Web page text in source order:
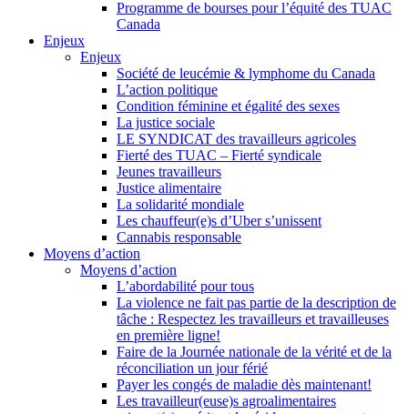
Programme de bourses pour l’équité des TUAC
Canada
Enjeux
Enjeux
Société de leucémie & lymphome du Canada
L’action politique
Condition féminine et égalité des sexes
La justice sociale
LE SYNDICAT des travailleurs agricoles
Fierté des TUAC – Fierté syndicale
Jeunes travailleurs
Justice alimentaire
La solidarité mondiale
Les chauffeur(e)s d’Uber s’unissent
Cannabis responsable
Moyens d’action
Moyens d’action
L’abordabilité pour tous
La violence ne fait pas partie de la description de
tâche : Respectez les travailleurs et travailleuses
en première ligne!
Faire de la Journée nationale de la vérité et de la
réconciliation un jour férié
Payer les congés de maladie dès maintenant!
Les travailleur(euse)s agroalimentaires